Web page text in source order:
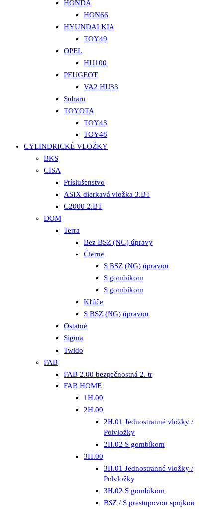
HONDA
HON66
HYUNDAI KIA
TOY49
OPEL
HU100
PEUGEOT
VA2 HU83
Subaru
TOYOTA
TOY43
TOY48
CYLINDRICKÉ VLOŽKY
BKS
CISA
Príslušenstvo
ASIX dierkavá vložka 3.BT
C2000 2.BT
DOM
Terra
Bez BSZ (NG) úpravy
Čierne
S BSZ (NG) úpravou
S gombíkom
S gombíkom
Kľúče
S BSZ (NG) úpravou
Ostatné
Sigma
Twido
FAB
FAB 2.00 bezpečnostná 2. tr
FAB HOME
1H.00
2H.00
2H.01 Jednostranné vložky /
Polvložky
2H.02 S gombíkom
3H.00
3H.01 Jednostranné vložky /
Polvložky
3H.02 S gombíkom
BSZ / S prestupovou spojkou